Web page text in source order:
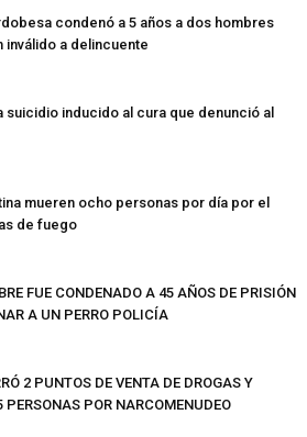
condenó a 5 años a dos hombres
inválido a delincuente
suicidio inducido al cura que denunció al
mueren ocho personas por día por el
de fuego
FUE CONDENADO A 45 AÑOS DE PRISIÓN
A UN PERRO POLICÍA
2 PUNTOS DE VENTA DE DROGAS Y
PERSONAS POR NARCOMENUDEO